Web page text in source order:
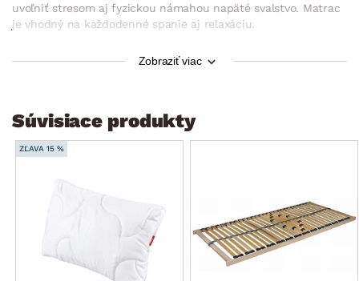
uvoľniť stresom aj fyzickou námahou napäté svalstvo. Matrac
je vhodný na každodenné spanie aj relaxáciu.
odporúčaná nosnosť: do 135 kg
obojstranná: strana Soft/strana Hard – rozdielna
tuhosť strán
vzdušná, 7-zónová profilácia – jemná masážna profilácia
napomáha správne prekrviť pokožku a uvoľniť stresom aj
fyzickou námahou napäté svalstvo. stupeň tuhosti: 3,5
(stupnica tuhosti: 1 mäkká – 5 tuhá)
strana Hard: tuhšia pena Flexifoam® – pružná a vzdušná,
Zobraziť viac
Súvisiace produkty
ZĽAVA 15 %